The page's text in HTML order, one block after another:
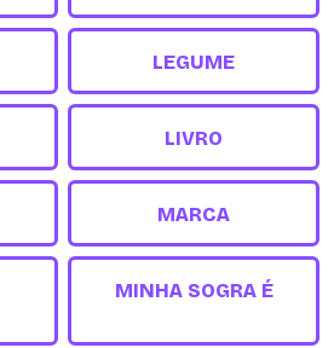
LEGUME
LIVRO
MARCA
MINHA SOGRA É